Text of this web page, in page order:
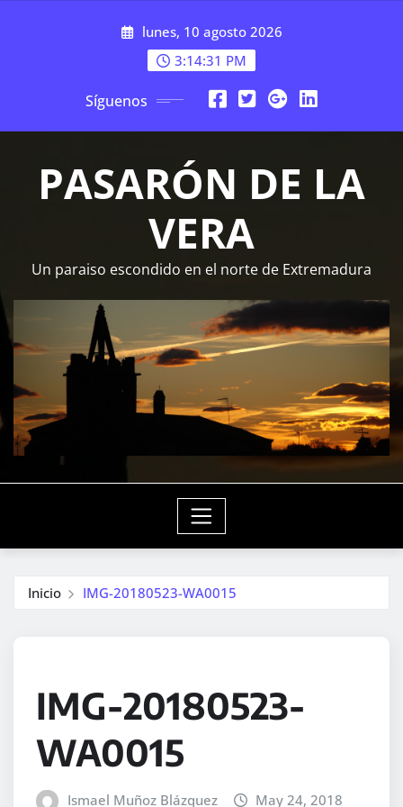
lunes, 10 agosto 2026
3:14:32 PM
Síguenos
PASARÓN DE LA
VERA
Un paraiso escondido en el norte de Extremadura
Inicio IMG-20180523-WA0015
IMG-20180523-
WA0015
Ismael Muñoz Blázquez May 24, 2018